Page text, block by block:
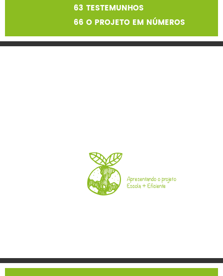
63 TESTEMUNHOS
66 O PROJETO EM NÚMEROS
Apresentando o projeto
Escola + Eficiente